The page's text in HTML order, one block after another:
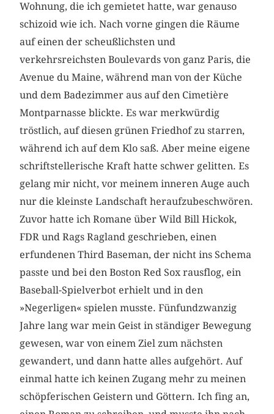
Wohnung, die ich gemietet hatte, war genauso
schizoid wie ich. Nach vorne gingen die Räume
auf einen der scheußlichsten und
verkehrsreichsten Boulevards von ganz Paris, die
Avenue du Maine, während man von der Küche
und dem Badezimmer aus auf den Cimetière
Montparnasse blickte. Es war merkwürdig
tröstlich, auf diesen grünen Friedhof zu starren,
während ich auf dem Klo saß. Aber meine eigene
schriftstellerische Kraft hatte schwer gelitten. Es
gelang mir nicht, vor meinem inneren Auge auch
nur die kleinste Landschaft heraufzubeschwören.
Zuvor hatte ich Romane über Wild Bill Hickok,
FDR und Rags Ragland geschrieben, einen
erfundenen Third Baseman, der nicht ins Schema
passte und bei den Boston Red Sox rausflog, ein
Baseball-Spielverbot erhielt und in den
»Negerligen« spielen musste. Fünfundzwanzig
Jahre lang war mein Geist in ständiger Bewegung
gewesen, war von einem Ziel zum nächsten
gewandert, und dann hatte alles aufgehört. Auf
einmal hatte ich keinen Zugang mehr zu meinen
schöpferischen Geistern und Göttern. Ich fing an,